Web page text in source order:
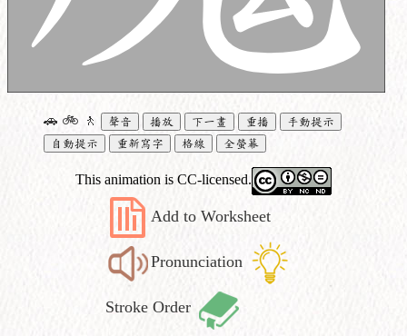
🚗 🚲 🚶 聲音 播放 下一畫 重播
手動提示
自動提示
重新寫字 格線 全螢幕
This animation is CC-licensed.
Add to Worksheet
Pronunciation
Stroke Order